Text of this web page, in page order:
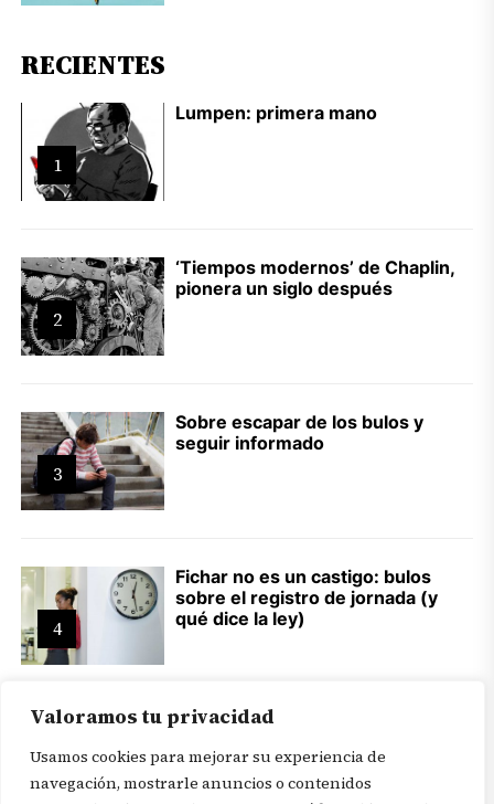
Valoramos tu privacidad
Usamos cookies para mejorar su experiencia de
navegación, mostrarle anuncios o contenidos
RECIENTES
1
Lumpen: primera mano
2
‘Tiempos modernos’ de Chaplin,
pionera un siglo después
3
Sobre escapar de los bulos y
seguir informado
4
Fichar no es un castigo: bulos
sobre el registro de jornada (y
qué dice la ley)